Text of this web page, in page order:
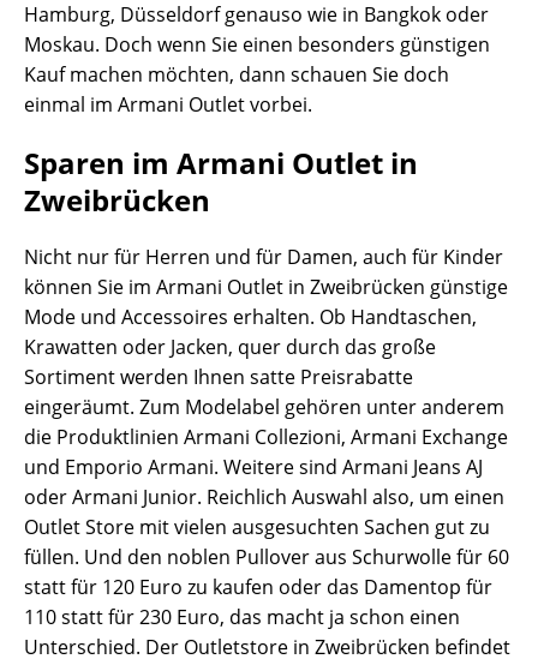
Hamburg, Düsseldorf genauso wie in Bangkok oder
Moskau. Doch wenn Sie einen besonders günstigen
Kauf machen möchten, dann schauen Sie doch
einmal im Armani Outlet vorbei.
Sparen im Armani Outlet in
Zweibrücken
Nicht nur für Herren und für Damen, auch für Kinder
können Sie im Armani Outlet in Zweibrücken günstige
Mode und Accessoires erhalten. Ob Handtaschen,
Krawatten oder Jacken, quer durch das große
Sortiment werden Ihnen satte Preisrabatte
eingeräumt. Zum Modelabel gehören unter anderem
die Produktlinien Armani Collezioni, Armani Exchange
und Emporio Armani. Weitere sind Armani Jeans AJ
oder Armani Junior. Reichlich Auswahl also, um einen
Outlet Store mit vielen ausgesuchten Sachen gut zu
füllen. Und den noblen Pullover aus Schurwolle für 60
statt für 120 Euro zu kaufen oder das Damentop für
110 statt für 230 Euro, das macht ja schon einen
Unterschied. Der Outletstore in Zweibrücken befindet